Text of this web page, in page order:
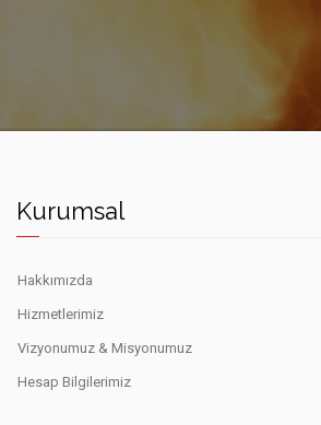
Kurumsal
Hakkımızda
Hizmetlerimiz
Vizyonumuz & Misyonumuz
Hesap Bilgilerimiz